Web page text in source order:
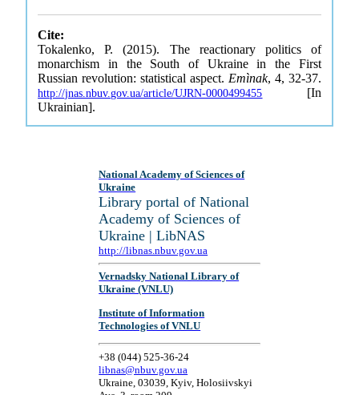
Cite:
Tokalenko, P. (2015). The reactionary politics of
monarchism in the South of Ukraine in the First
Russian revolution: statistical aspect. Emìnak, 4, 32-37.
http://jnas.nbuv.gov.ua/article/UJRN-0000499455 [In
Ukrainian].
National Academy of Sciences of
Ukraine
Library portal of National
Academy of Sciences of
Ukraine | LibNAS
http://libnas.nbuv.gov.ua
Vernadsky National Library of
Ukraine (VNLU)
Institute of Information
Technologies of VNLU
+38 (044) 525-36-24
libnas@nbuv.gov.ua
Ukraine, 03039, Kyiv, Holosiivskyi